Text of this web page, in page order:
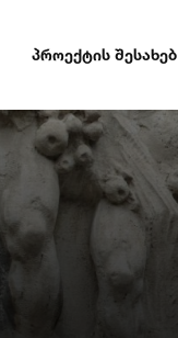
პროექტის შესახებ